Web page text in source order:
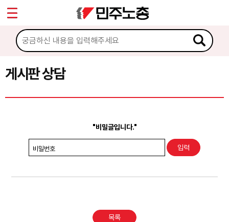
게시판 상담
"비밀글입니다."
비밀번호
목록
마이페이지
소개
소식
노동상담
권리찾기수첩 검색
찾아보기
Sketchbook5, 스케치북5
Sketchbook5, 스케치북5